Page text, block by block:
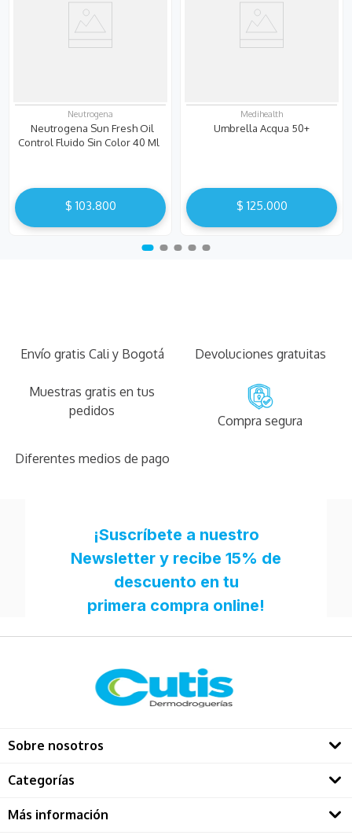
Neutrogena
Neutrogena Sun Fresh Oil
Control Fluido Sin Color 40 Ml
$ 103.800
Medihealth
Umbrella Acqua 50+
$ 125.000
Envío gratis Cali y Bogotá Devoluciones gratuitas
Muestras gratis en tus
pedidos
Compra segura
Diferentes medios de pago
Sobre nosotros
Quienes somos
Categorías
Rostro
Más información